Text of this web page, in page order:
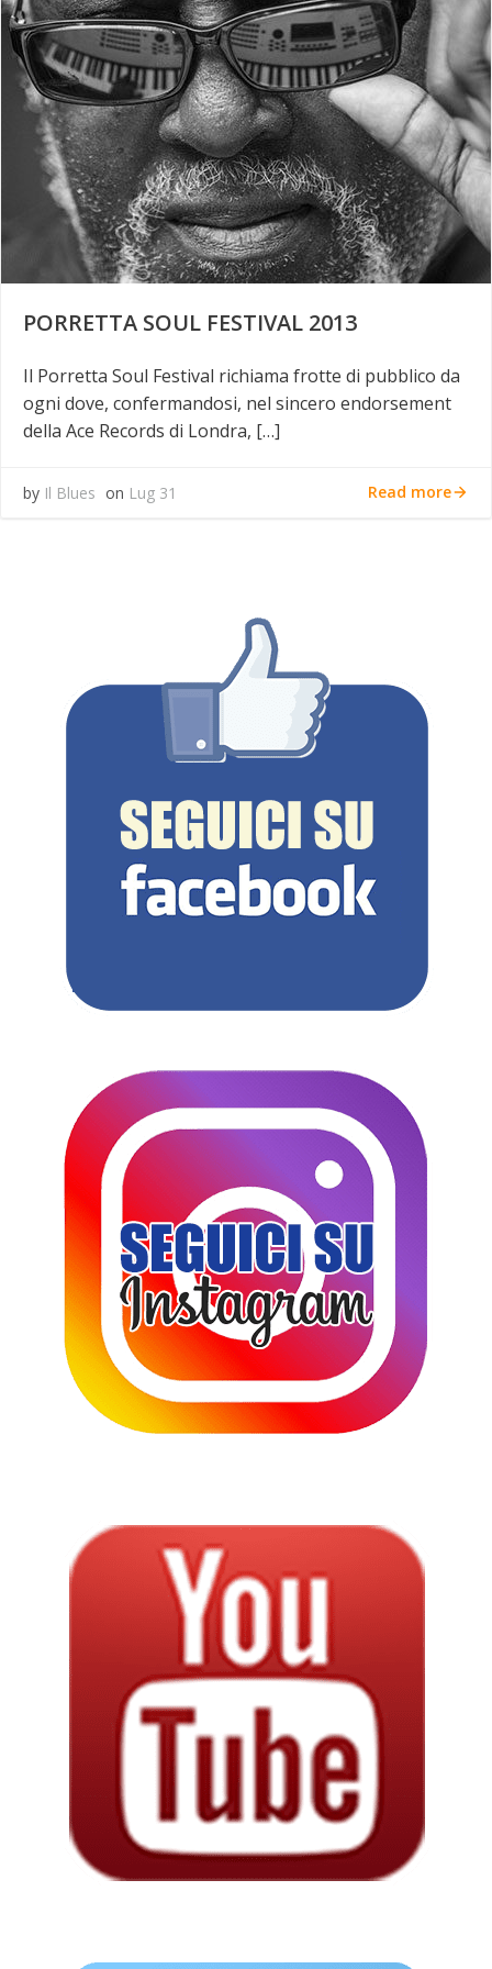
PORRETTA SOUL FESTIVAL 2013
Il Porretta Soul Festival richiama frotte di pubblico da
ogni dove, confermandosi, nel sincero endorsement
della Ace Records di Londra, […]
by Il Blues on Lug 31 Read more